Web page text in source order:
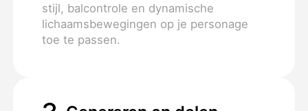
stijl, balcontrole en dynamische
lichaamsbewegingen op je personage
toe te passen.